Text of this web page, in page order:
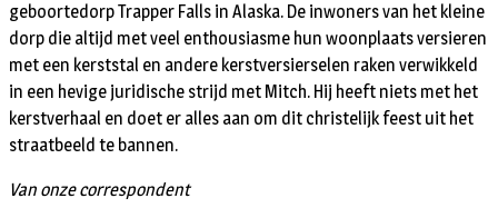
geboortedorp Trapper Falls in Alaska. De inwoners van het kleine
dorp die altijd met veel enthousiasme hun woonplaats versieren
met een kerststal en andere kerstversierselen raken verwikkeld
in een hevige juridische strijd met Mitch. Hij heeft niets met het
kerstverhaal en doet er alles aan om dit christelijk feest uit het
straatbeeld te bannen.
Van onze correspondent